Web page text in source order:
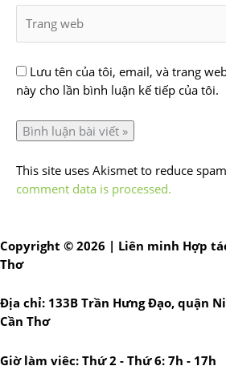
Lưu tên của tôi, email, và trang
này cho lần bình luận kế tiếp của tôi.
This site uses Akismet to reduce
comment data is processed.
Copyright © 2026 | Liên minh Hợp
Thơ
Địa chỉ: 133B Trần Hưng Đạo, quận
Cần Thơ
Giờ làm việc: Thứ 2 - Thứ 6: 7h - 17h